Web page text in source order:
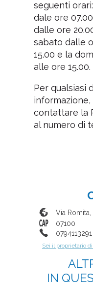
seguenti
dale ore
dalle ore
sabato dalle
15.00 e la
alle ore 15.00.
Per qualsiasi
informazione,
contattare la
al numero di
Via Romita,
07100
0794113291
Sei il proprietario
IN